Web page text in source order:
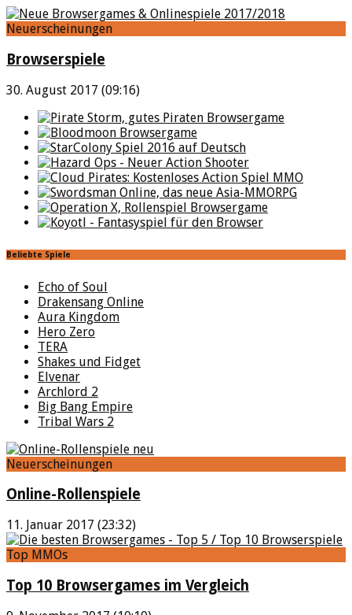
Neuerscheinungen
Browserspiele
30. August 2017 (09:16)
Beliebte Spiele
Echo of Soul
Drakensang Online
Aura Kingdom
Hero Zero
TERA
Shakes und Fidget
Elvenar
Archlord 2
Big Bang Empire
Tribal Wars 2
Neuerscheinungen
Online-Rollenspiele
11. Januar 2017 (23:32)
Top MMOs
Top 10 Browsergames im Vergleich